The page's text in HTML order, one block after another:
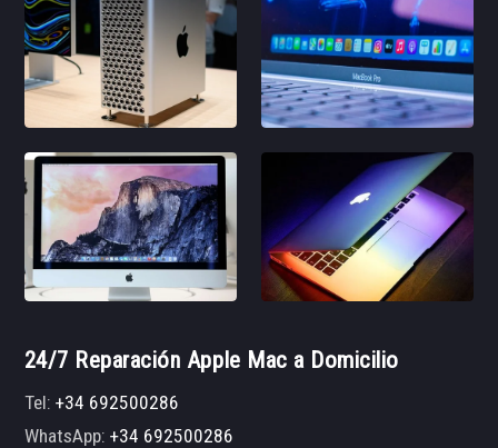
24/7 Reparación Apple Mac a Domicilio
Tel:+34 692500286
WhatsApp:+34 692500286